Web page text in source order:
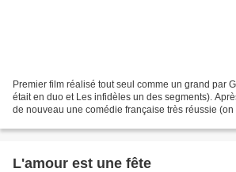
Premier film réalisé tout seul comme un grand par
était en duo et Les infidèles un des segments).
de nouveau une comédie française très réussie (on
L'amour est une fête